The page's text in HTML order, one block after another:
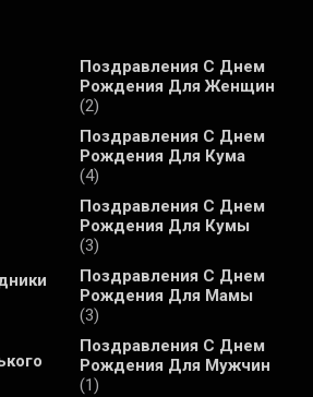
Поздравления С Днем
Рождения Для Женщин
(2)
Поздравления С Днем
Рождения Для Кума
(4)
Поздравления С Днем
Рождения Для Кумы
(3)
Поздравления С Днем
Рождения Для Мамы
(3)
Поздравления С Днем
Рождения Для Мужчин
(1)